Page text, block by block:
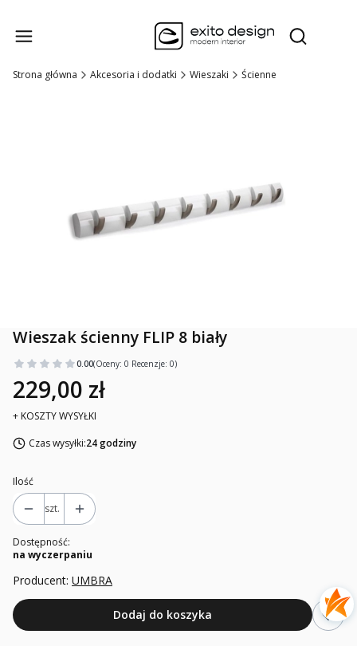
Otwórz
Strona główna Akcesoria i dodatki Wieszaki Ścienne
Wieszak ścienny FLIP 8 biały
0.00(Oceny: 0 Recenzje: 0)
229,00 zł
+ KOSZTY WYSYŁKI
Czas wysyłki:24 godziny
Ilość
szt.
Dostępność:
na wyczerpaniu
Producent: UMBRA
Dodaj do koszyka